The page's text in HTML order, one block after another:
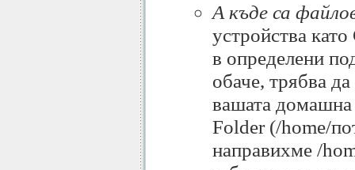
А къде са
устройства
в определени
обаче, трябва
вашата домашна
Folder (/home/
направихме /